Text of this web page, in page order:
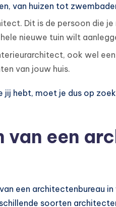
van huizen tot
Dit is de persoon die
nieuwe tuin wilt
ook wel een
van jouw huis.
jij hebt, moet je dus op
van een
een architectenbureau
soorten